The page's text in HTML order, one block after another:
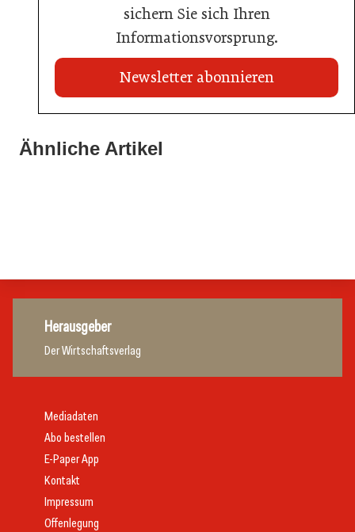
sichern Sie sich Ihren
Informationsvorsprung.
Newsletter abonnieren
Ähnliche Artikel
War die Fußball-WM 2026 für Ihren Betrieb ein
21. Juli 2026
Stipendium für Nachwuchstalent in der Wiener
Herausgeber
Der Wirtschaftsverlag
Mediadaten
Abo bestellen
E-Paper App
Kontakt
Impressum
Offenlegung